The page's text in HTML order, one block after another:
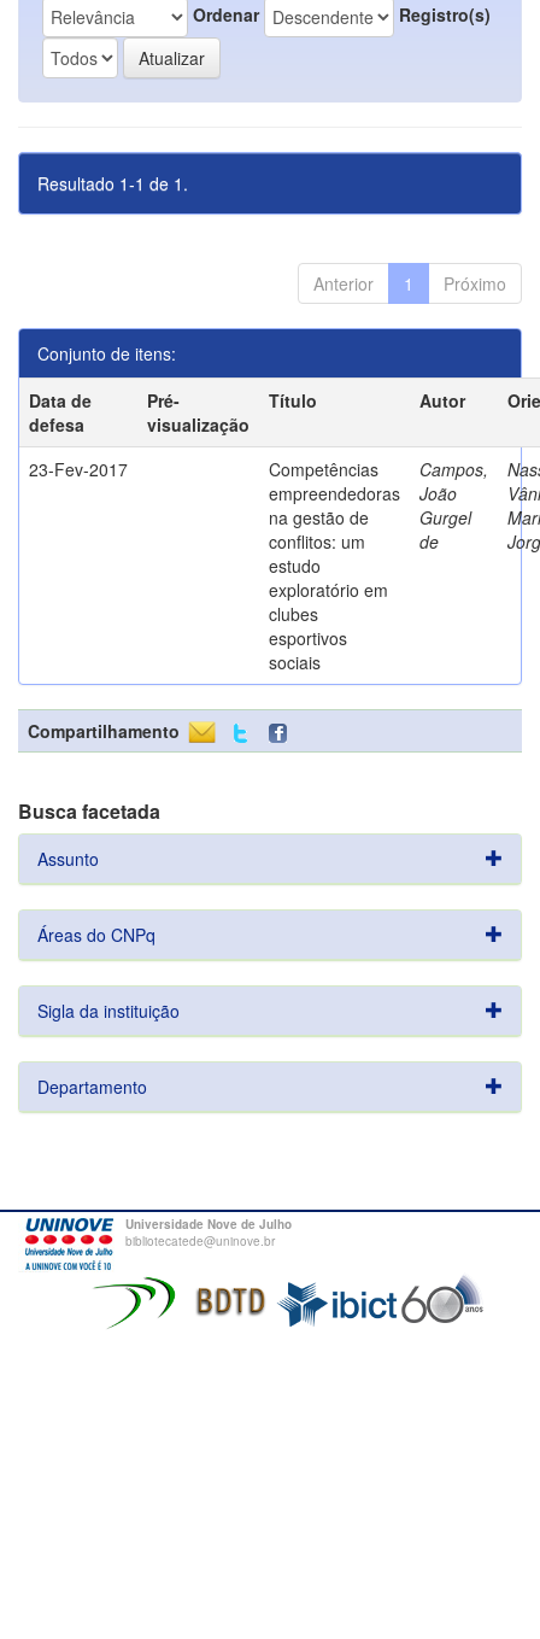
Ordenar Registro(s)
Resultado 1-1 de 1.
Anterior 1 Próximo
Conjunto de itens:
Data de
defesa
Pré-
visualização
Título Autor
23-Fev-2017
Competências
empreendedoras
na gestão de
conflitos: um
estudo
exploratório em
clubes
esportivos
sociais
Campos,
João
Gurgel
de
Compartilhamento
Busca facetada
Assunto
Áreas do CNPq
Sigla da instituição
Departamento
Universidade Nove de Julho
bibliotecatede@uninove.br